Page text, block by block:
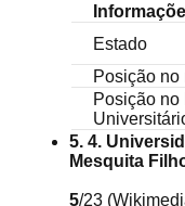
Estado
Posição no
Posição no
5. 4.
Mesquita
5/23